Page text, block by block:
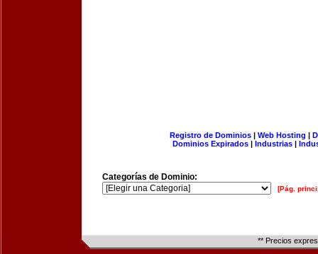
Registro de Dominios| Web Hosting |
Dominios Expirados | Industrias |
Categorías de Dominio:
[Pág.
** Precios